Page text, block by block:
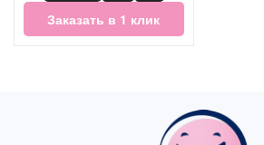
Заказать в 1 клик